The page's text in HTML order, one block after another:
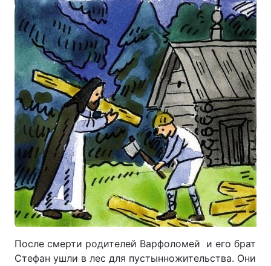
После смерти родителей Варфоломей и его брат
Стефан ушли в лес для пустынножительства. Они